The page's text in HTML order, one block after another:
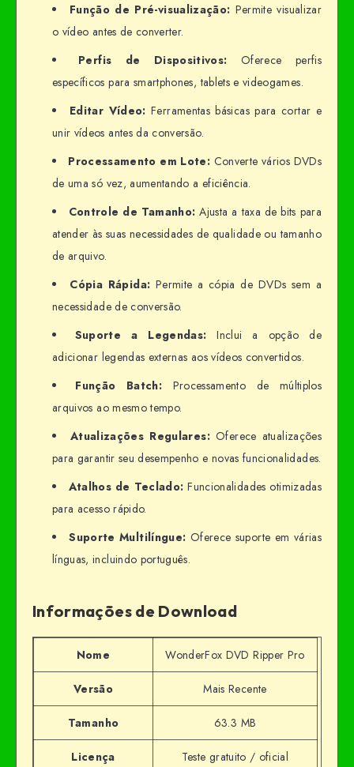
Função de Pré-visualização: Permite visualizar
o vídeo antes de converter.
Perfis de Dispositivos: Oferece perfis
específicos para smartphones, tablets e videogames.
Editar Vídeo: Ferramentas básicas para cortar e
unir vídeos antes da conversão.
Processamento em Lote: Converte vários DVDs
de uma só vez, aumentando a eficiência.
Controle de Tamanho: Ajusta a taxa de bits para
atender às suas necessidades de qualidade ou tamanho
de arquivo.
Cópia Rápida: Permite a cópia de DVDs sem a
necessidade de conversão.
Suporte a Legendas: Inclui a opção de
adicionar legendas externas aos vídeos convertidos.
Função Batch:Processamento de múltiplos
arquivos ao mesmo tempo.
Atualizações Regulares:Oferece atualizações
para garantir seu desempenho e novas funcionalidades.
Atalhos de Teclado: Funcionalidades otimizadas
para acesso rápido.
Suporte Multilíngue: Oferece suporte em várias
línguas, incluindo português.
Informações de Download
Nome WonderFox DVD Ripper Pro
Versão Mais Recente
Tamanho 63.3 MB
Licença Teste gratuito / oficial